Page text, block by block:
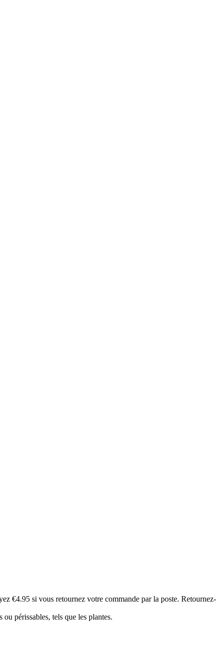
€4.95 si vous retournez votre commande par la poste. Retournez-
périssables, tels que les plantes.